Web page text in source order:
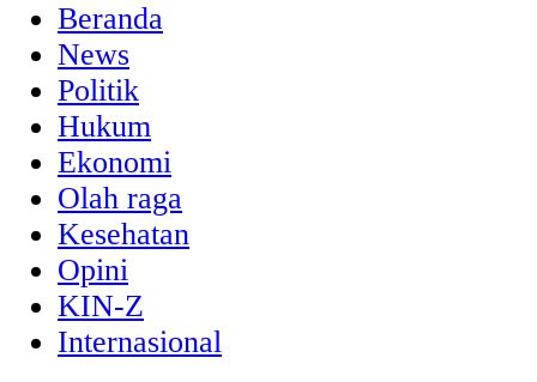
Beranda
News
Politik
Hukum
Ekonomi
Olah raga
Kesehatan
Opini
KIN-Z
Internasional